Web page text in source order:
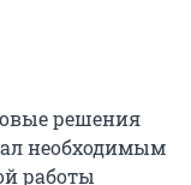
решения
необходимым
работы